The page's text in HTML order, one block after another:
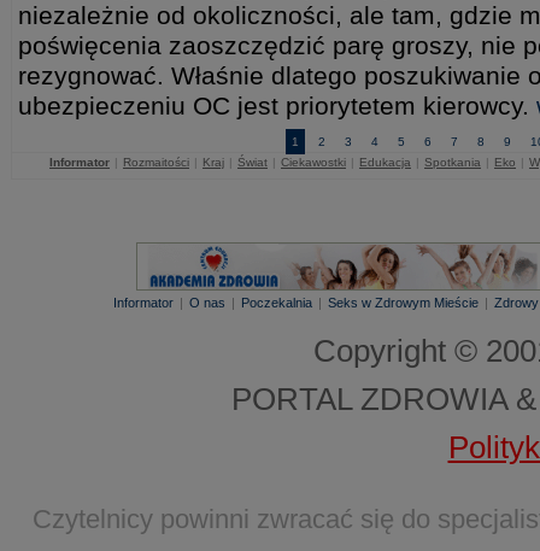
niezależnie od okoliczności, ale tam, gdzie
poświęcenia zaoszczędzić parę groszy, nie
rezygnować. Właśnie dlatego poszukiwanie
ubezpieczeniu OC jest priorytetem kierowcy.
1 2 3 4 5 6 7 8 9
Informator | Rozmaitości | Kraj | Świat | Ciekawostki | Edukacja | Spotkania | Eko |
Informator | O nas | Poczekalnia | Seks w Zdrowym Mieście |
Copyright ©
PORTAL ZDROWIA
Czytelnicy powinni zwracać się do